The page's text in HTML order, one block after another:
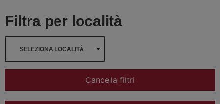
Filtra per località
SELEZIONA LOCALITÀ
Cancella filtri